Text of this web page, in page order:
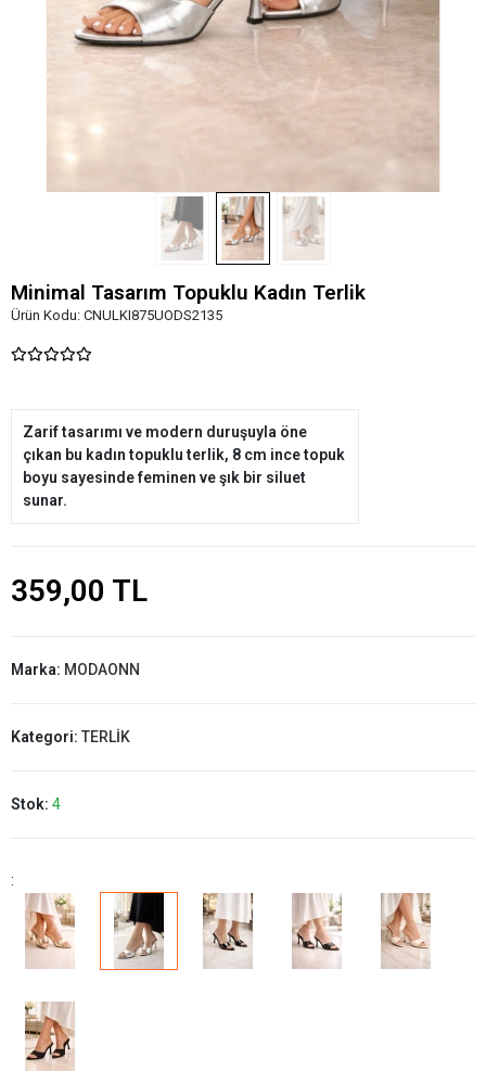
Minimal Tasarım Topuklu Kadın Terlik
Ürün Kodu: CNULKI875UODS2135
Zarif tasarımı ve modern duruşuyla öne
çıkan bu kadın topuklu terlik, 8 cm ince topuk
boyu sayesinde feminen ve şık bir siluet
sunar.
359,00 TL
Marka: MODAONN
Kategori: TERLİK
Stok: 4
: